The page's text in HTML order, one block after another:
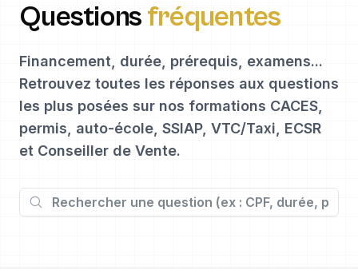
Questionsfréquentes
Financement, durée, prérequis, examens...
Retrouvez toutes les réponses aux questions
les plus posées sur nos formations CACES,
permis, auto-école, SSIAP, VTC/Taxi, ECSR
et Conseiller de Vente.